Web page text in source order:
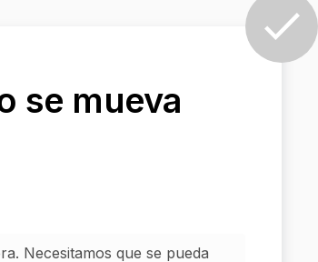
se mueva
Necesitamos que se pueda